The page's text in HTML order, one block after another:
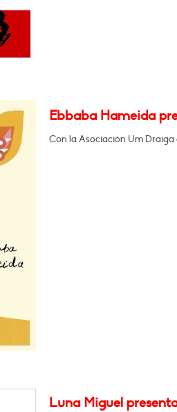
Ebbaba Hameida
Con la Asociación Um Draiga
Luna Miguel